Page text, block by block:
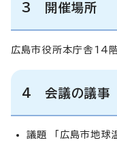
3 開催場所
広島市役所本庁舎14
4 会議の議事
議題 「広島市地球